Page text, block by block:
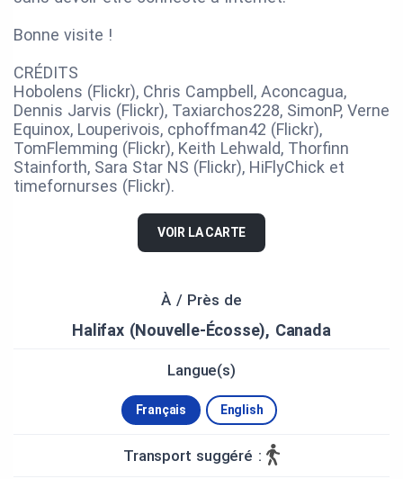
Bonne visite !
CRÉDITS
Hobolens (Flickr), Chris Campbell, Aconcagua,
Dennis Jarvis (Flickr), Taxiarchos228, SimonP, Verne
Equinox, Louperivois, cphoffman42 (Flickr),
TomFlemming (Flickr), Keith Lehwald, Thorfinn
Stainforth, Sara Star NS (Flickr), HiFlyChick et
timefornurses (Flickr).
VOIR LA CARTE
À / Près de
Halifax (Nouvelle-Écosse), Canada
Langue(s)
Français English
Transport suggéré :